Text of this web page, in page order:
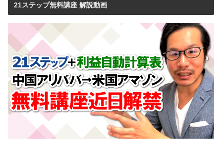
21ステップ無料講座 解説動画